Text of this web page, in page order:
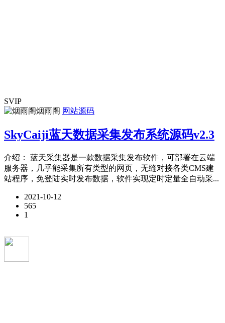
SVIP
烟雨阁 网站源码
SkyCaiji蓝天数据采集发布系统源码v2.3
介绍： 蓝天采集器是一款数据采集发布软件，可部署在云端
服务器，几乎能采集所有类型的网页，无缝对接各类CMS建
站程序，免登陆实时发布数据，软件实现定时定量全自动采...
2021-10-12
565
1